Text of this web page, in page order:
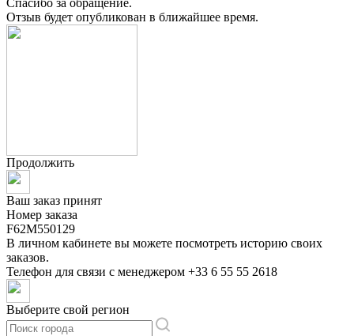
Спасибо за обращение.
Отзыв будет опубликован в ближайшее время.
Продолжить
Ваш заказ принят
Номер заказа
F62M550129
В личном кабинете вы можете посмотреть историю своих
заказов.
Телефон для связи с менеджером +33 6 55 55 2618
Выберите свой регион